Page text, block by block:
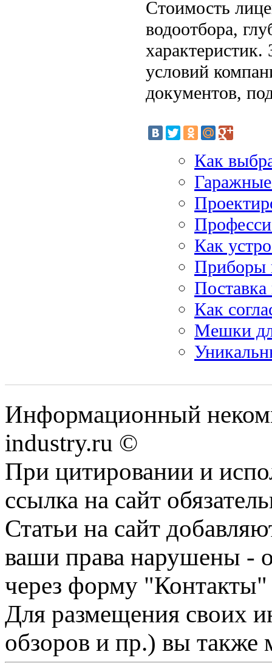
Стоимость
водоотбора,
характеристик.
условий
документов,
Как
Как
Приборы
Как
Мешки
Информационный
industry.ru ©
При цитировании и
ссылка на сайт
Статьи на сайт
ваши права нарушены -
через форму "Контакты"
Для размещения своих
обзоров и пр.) вы также